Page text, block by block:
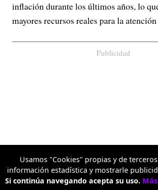
inflación durante los últimos años, lo
mayores recursos reales para la
Publicidad
Usamos "Cookies" propias y de
información estadística y mostrarle
Si continúa navegando acepta su uso.